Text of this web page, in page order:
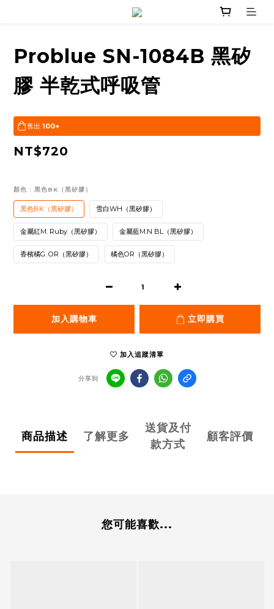
Problue SN-1084B 黑矽
膠 半乾式呼吸管
售出 100+
NT$720
顏色 : 黑色BK（黑矽膠）
黑色BK（黑矽膠） 雪白WH（黑矽膠）
金屬紅M. Ruby（黑矽膠） 金屬藍M.N BL（黑矽膠）
香檳橘G. OR（黑矽膠） 橘色OR（黑矽膠）
加入購物車 立即購買
加入追蹤清單
分享到
商品描述 了解更多
送貨及付
款方式
顧客評價
您可能喜歡...